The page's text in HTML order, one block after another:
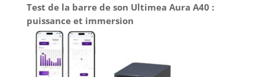
Test de la barre de son Ultimea Aura A40 :
puissance et immersion